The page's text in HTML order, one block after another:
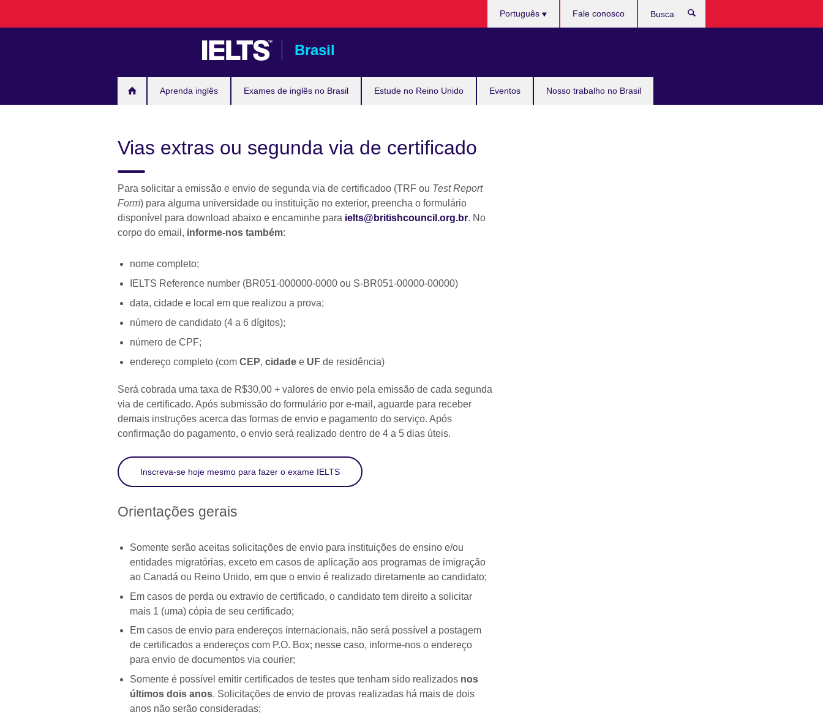
Brasil
Aprenda inglês Exames de inglês no Brasil Estude no Reino Unido Eventos Nosso trabalho no Brasil
Português Fale conosco
Vias extras ou segunda via de certificado
Para solicitar a emissão e envio de segunda via de certificadoo (TRF ou Test Report
Form) para alguma universidade ou instituição no exterior, preencha o formulário
disponível para download abaixo e encaminhe para ielts@britishcouncil.org.br. No
corpo do email, informe-nos também:
nome completo;
IELTS Reference number (BR051-000000-0000 ou S-BR051-00000-00000)
data, cidade e local em que realizou a prova;
número de candidato (4 a 6 dígitos);
número de CPF;
endereço completo (com CEP, cidade e UF de residência)
Será cobrada uma taxa de R$30,00 + valores de envio pela emissão de cada segunda
via de certificado. Após submissão do formulário por e-mail, aguarde para receber
demais instruções acerca das formas de envio e pagamento do serviço. Após
confirmação do pagamento, o envio será realizado dentro de 4 a 5 dias úteis.
Inscreva-se hoje mesmo para fazer o exame IELTS
Orientações gerais
Somente serão aceitas solicitações de envio para instituições de ensino e/ou
entidades migratórias, exceto em casos de aplicação aos programas de imigração
ao Canadá ou Reino Unido, em que o envio é realizado diretamente ao candidato;
Em casos de perda ou extravio de certificado, o candidato tem direito a solicitar
mais 1 (uma) cópia de seu certificado;
Em casos de envio para endereços internacionais, não será possível a postagem
de certificados a endereços com P.O. Box; nesse caso, informe-nos o endereço
para envio de documentos via courier;
Somente é possível emitir certificados de testes que tenham sido realizados nos
últimos dois anos. Solicitações de envio de provas realizadas há mais de dois
anos não serão consideradas;